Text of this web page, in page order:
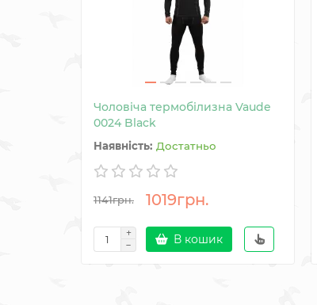
Чоловіча термобілизна Vaude
0024 Black
Достатньо
1141грн. 1019грн.
В кошик